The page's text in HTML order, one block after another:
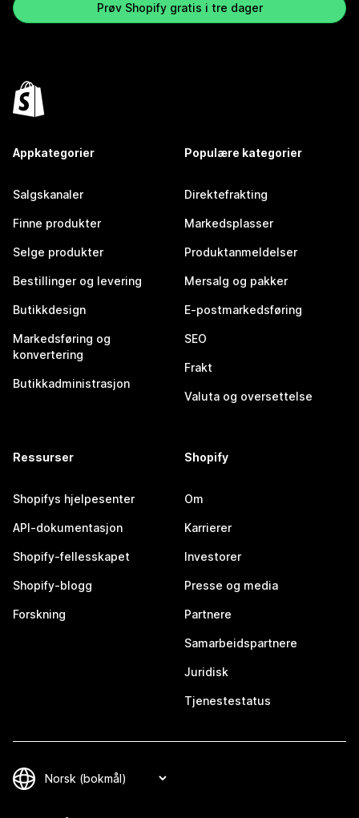
Prøv Shopify gratis i tre dager
Appkategorier
Salgskanaler
Finne produkter
Selge produkter
Bestillinger og levering
Butikkdesign
Markedsføring og
konvertering
Butikkadministrasjon
Populære kategorier
Direktefrakting
Markedsplasser
Produktanmeldelser
Mersalg og pakker
E-postmarkedsføring
SEO
Frakt
Valuta og oversettelse
Ressurser
Shopifys hjelpesenter
API-dokumentasjon
Shopify-fellesskapet
Shopify-blogg
Forskning
Shopify
Om
Karrierer
Investorer
Presse og media
Partnere
Samarbeidspartnere
Juridisk
Tjenestestatus